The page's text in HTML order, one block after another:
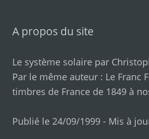
A propos du site
Le système solaire par
Par le même auteur : Le Franc
timbres de France de 1849 à
Publié le 24/09/1999 - Mis à